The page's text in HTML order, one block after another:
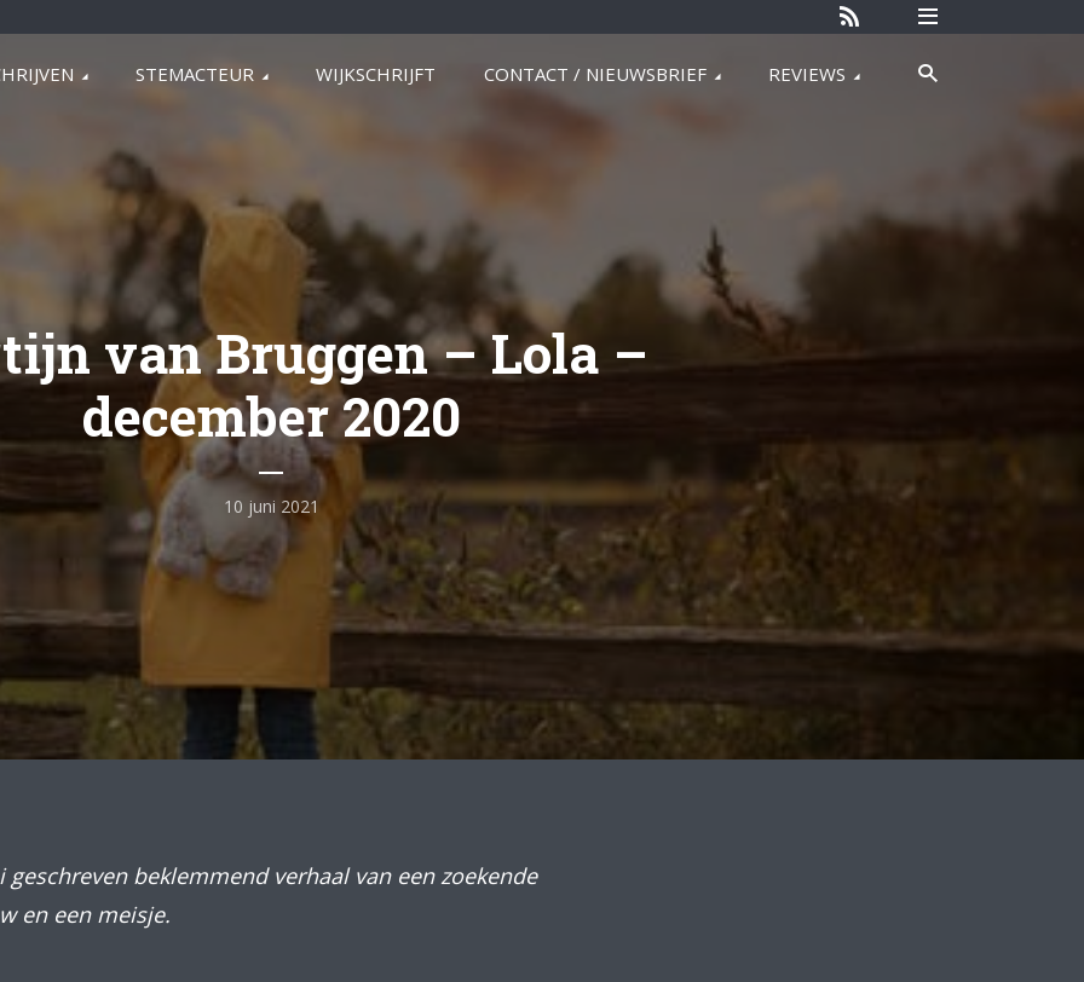
STEMACTEUR WIJKSCHRIJFT CONTACT / NIEUWSBRIEF REVIEWS
van Bruggen – Lola –
december 2020
10 juni 2021
geschreven beklemmend verhaal van een zoekende
en een meisje.